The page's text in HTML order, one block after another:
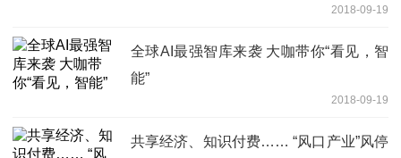
2018-09-19
全球AI最强智库来袭 大咖带你“看见，智
能”
2018-09-19
共享经济、知识付费…… “风口产业”风停